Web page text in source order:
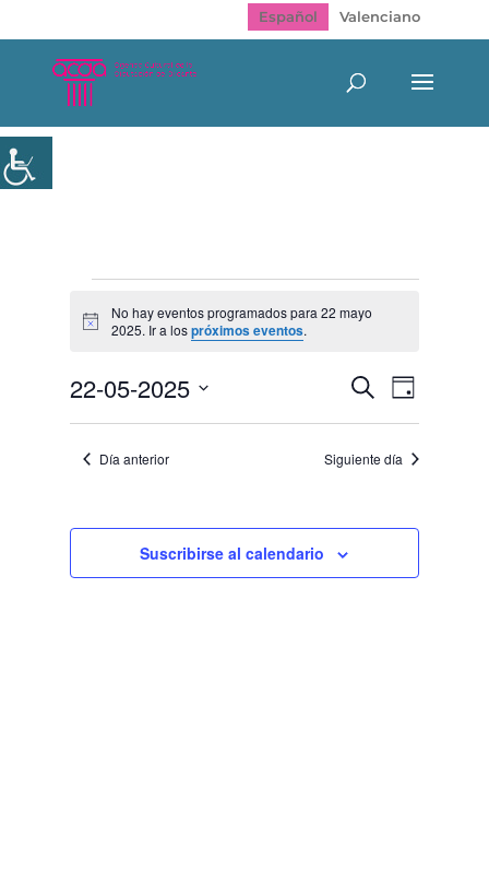
Español Valenciano
en
mayo
2025
Aviso
No hay eventos programados para 22 mayo
2025. Ir a lospróximos eventos.
Navegación
de
búsqueda
y
vistas
Buscar
de
vistas
Evento
Día
22-05-2025
fecha.Día anterior Siguiente día
Suscribirse al calendario